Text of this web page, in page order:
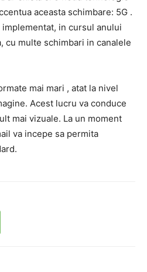
aceasta schimbare: 5G .
in cursul anului
cu multe schimbari in canalele
mai mari , atat la nivel
Acest lucru va conduce
mai vizuale. La un moment
va incepe sa permita